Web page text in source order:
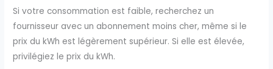
Si votre consommation est faible, recherchez un
fournisseur avec un abonnement moins cher, même si le
prix du kWh est légèrement supérieur. Si elle est élevée,
privilégiez le prix du kWh.